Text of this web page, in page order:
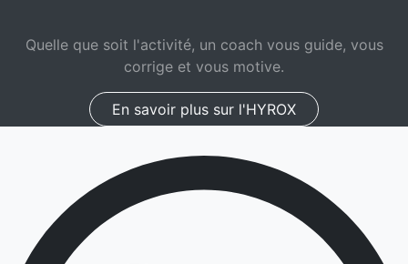
Quelle que soit l'activité, un coach vous guide, vous
corrige et vous motive.
En savoir plus sur l'HYROX